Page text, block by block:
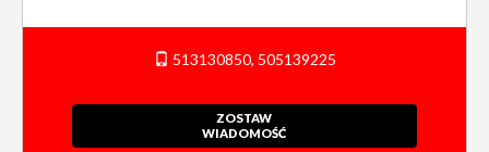
513130850, 505139225
ZOSTAW
WIADOMOŚĆ